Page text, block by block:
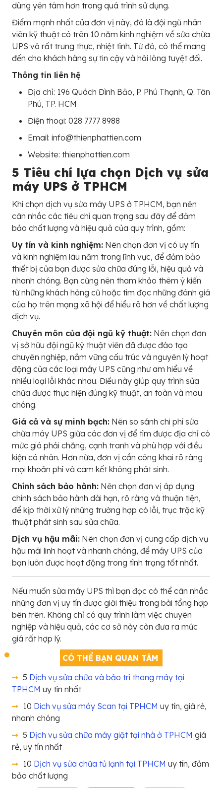
dùng yên tâm hơn trong quá trình sử dụng.
Điểm mạnh nhất của đơn vị này, đó là đội ngũ nhân
viên kỹ thuật có trên 10 năm kinh nghiệm về sửa chữa
UPS và rất trung thực, nhiệt tình. Từ đó, có thể mang
đến cho khách hàng sự tin cậy và hài lòng tuyệt đối.
Thông tin liên hệ
Địa chỉ: 196 Quách Đình Bảo, P. Phú Thạnh, Q. Tân
Phú, TP. HCM
Điện thoại: 028 7777 8988
Email: info@thienphattien.com
Website: thienphattien.com
5 Tiêu chí lựa chọn Dịch vụ sửa
máy UPS ở TPHCM
Khi chọn dịch vụ sửa máy UPS ở TPHCM, bạn nên
cân nhắc các tiêu chí quan trọng sau đây để đảm
bảo chất lượng và hiệu quả của quy trình, gồm:
Uy tín và kinh nghiệm: Nên chọn đơn vị có uy tín
và kinh nghiệm lâu năm trong lĩnh vực, để đảm bảo
thiết bị của bạn được sửa chữa đúng lỗi, hiệu quả và
nhanh chóng. Bạn cũng nên tham khảo thêm ý kiến
từ những khách hàng cũ hoặc tìm đọc những đánh giá
của họ trên mạng xã hội để hiểu rõ hơn về chất lượng
dịch vụ.
Chuyên môn của đội ngũ kỹ thuật: Nên chọn đơn
vị sở hữu đội ngũ kỹ thuật viên đã được đào tạo
chuyên nghiệp, nắm vững cấu trúc và nguyên lý hoạt
động của các loại máy UPS cũng như am hiểu về
nhiều loại lỗi khác nhau. Điều này giúp quy trình sửa
chữa được thực hiện đúng kỹ thuật, an toàn và mau
chóng.
Giá cả và sự minh bạch: Nên so sánh chi phí sửa
chữa máy UPS giữa các đơn vị để tìm được địa chỉ có
mức giá phải chăng, cạnh tranh và phù hợp với điều
kiện cá nhân. Hơn nữa, đơn vị cần công khai rõ ràng
mọi khoản phí và cam kết không phát sinh.
Chính sách bảo hành: Nên chọn đơn vị áp dụng
chính sách bảo hành dài hạn, rõ ràng và thuận tiện,
để kịp thời xử lý những trường hợp có lỗi, trục trặc kỹ
thuật phát sinh sau sửa chữa.
Dịch vụ hậu mãi: Nên chọn đơn vị cung cấp dịch vụ
hậu mãi linh hoạt và nhanh chóng, để máy UPS của
bạn luôn được hoạt động trong tình trạng tốt nhất.
Nếu muốn sửa máy UPS thì bạn đọc có thể cân nhắc
những đơn vị uy tín được giới thiệu trong bài tổng hợp
bên trên. Không chỉ có quy trình làm việc chuyên
nghiệp và hiệu quả, các cơ sở này còn đưa ra mức
giá rất hợp lý.
CÓ THỂ BẠN QUAN TÂM
5 Dịch vụ sửa chữa và bảo trì thang máy tại
TPHCM uy tín nhất
10 Dich vụ sửa máy Scan tại TPHCM uy tín, giá rẻ,
nhanh chóng
5 Dịch vụ sửa chữa máy giặt tại nhà ở TPHCM giá
rẻ, uy tín nhất
10 Dịch vụ sửa chữa tủ lạnh tại TPHCM uy tín, đảm
bảo chất lượng